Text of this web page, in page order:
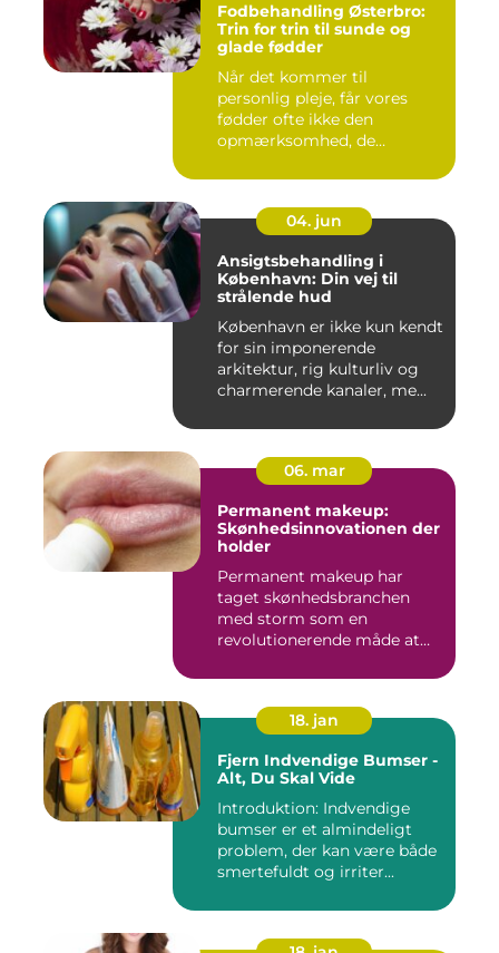
Fodbehandling Østerbro:
Trin for trin til sunde og
glade fødder
Når det kommer til
personlig pleje, får vores
fødder ofte ikke den
opmærksomhed, de
04. jun
Ansigtsbehandling i
København: Din vej til
strålende hud
København er ikke kun kendt
for sin imponerende
arkitektur, rig kulturliv og
charmerende kanaler, me...
06. mar
Permanent makeup:
Skønhedsinnovationen der
holder
Permanent makeup har
taget skønhedsbranchen
med storm som en
revolutionerende måde at
18. jan
Fjern Indvendige Bumser -
Alt, Du Skal Vide
Introduktion: Indvendige
bumser er et almindeligt
problem, der kan være både
smertefuldt og irriter...